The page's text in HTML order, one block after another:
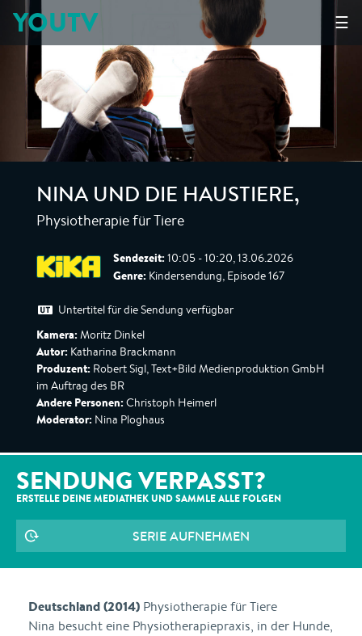
☰
YOUTV
NINA UND DIE HAUSTIERE,
Physiotherapie für Tiere
Sendezeit: 10:05 - 10:20, 13.06.2026
Genre: Kindersendung, Episode 167
Untertitel für die Sendung verfügbar
Kamera: Moritz Dinkel
Autor: Katharina Brackmann
Produzent: Robert Sigl, Text+Bild Medienproduktion GmbH
im Auftrag des BR
Andere Personen: Christoph Heimerl
Moderator: Nina Ploghaus
SENDUNG VERPASST?
ERSTELLE DEINE MEDIATHEK UND SAMMLE ALLE FOLGEN
SERIE AUFNEHMEN
Deutschland (2014) Physiotherapie für Tiere
Nina besucht eine Physiotherapiepraxis, in der Hunde,